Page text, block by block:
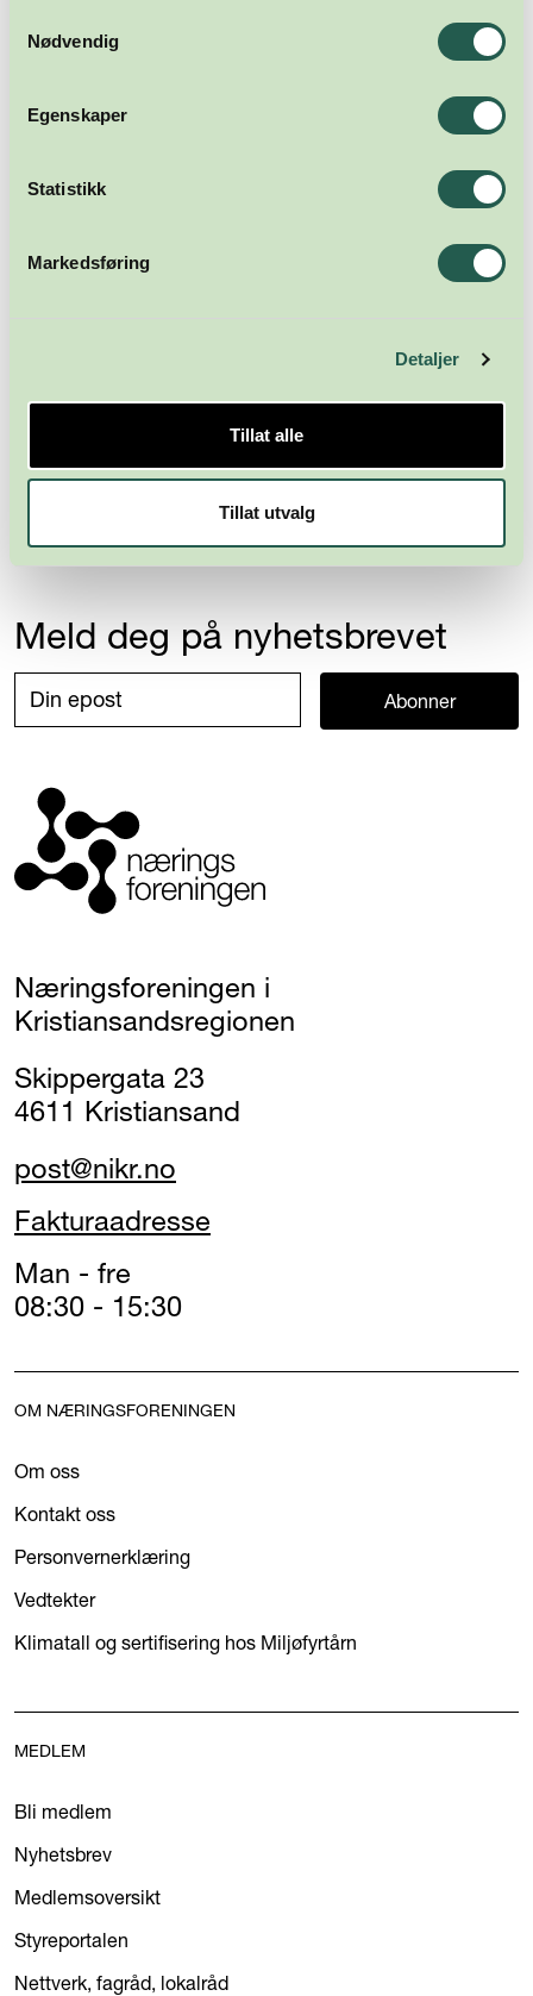
Nødvendig
Egenskaper
Statistikk
Markedsføring
Detaljer
Tillat alle
Tillat utvalg
Meld deg på nyhetsbrevet
Abonner
Næringsforeningen i
Kristiansandsregionen
Skippergata 23
4611 Kristiansand
post@nikr.no
Fakturaadresse
Man - fre
08:30 - 15:30
OM NÆRINGSFORENINGEN
Om oss
Kontakt oss
Personvernerklæring
Vedtekter
Klimatall og sertifisering hos Miljøfyrtårn
MEDLEM
Bli medlem
Nyhetsbrev
Medlemsoversikt
Styreportalen
Nettverk, fagråd, lokalråd